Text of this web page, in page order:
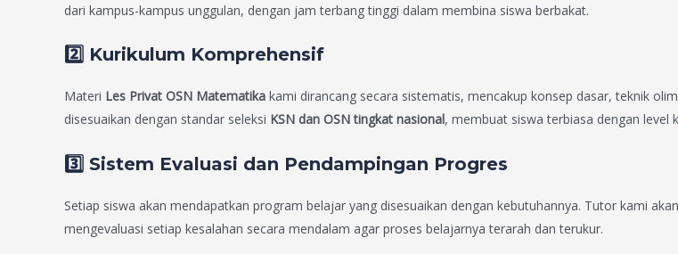
dari kampus-kampus unggulan, dengan jam terbang tinggi dalam membina siswa berbakat.
2️⃣ Kurikulum Komprehensif
Materi Les Privat OSN Matematika kami dirancang secara sistematis, mencakup konsep dasar, teknik
disesuaikan dengan standar seleksi KSN dan OSN tingkat nasional, membuat siswa terbiasa dengan level
3️⃣ Sistem Evaluasi dan Pendampingan Progres
Setiap siswa akan mendapatkan program belajar yang disesuaikan dengan kebutuhannya. Tutor kami
mengevaluasi setiap kesalahan secara mendalam agar proses belajarnya terarah dan terukur.